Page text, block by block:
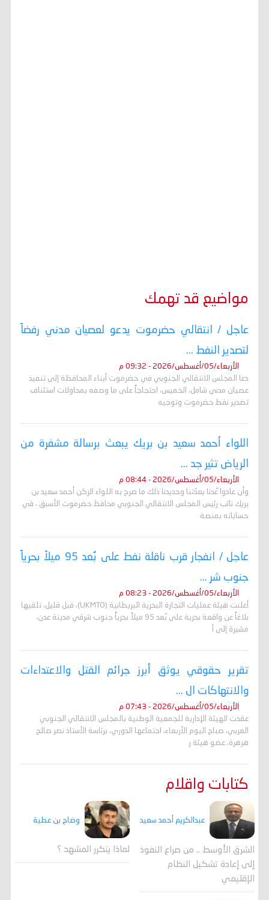
مواضيع قد تهمك
عاجل / انتقالي حضرموت يدعو لعصيان مدني رفضاً
لتصدير النفط ...
الأربعاء/05/أغسطس/2026 - 09:32 م
دعا المجلس الانتقالي الجنوبي في حضرموت أبناء المحافظة إلى تنفيذ
عصيان مدني شامل، الخميس، احتجاجاً على ما وصفه بمحاولات استئناف
تصدير نفط حضرموت وتوجيه
اللواء أحمد سعيد بن بريك يبعث برسالة مشفرة من
الرياض تثير جد ...
الأربعاء/05/أغسطس/2026 - 08:44 م
وأن عادوا عُدنا بعدّتنا وحديدنا ذلك ما صرح به اللواء الركن أحمد سعيد بن
بريك نائب رئيس المجلس الانتقالي الجنوبي محافظ حضرموت الأسبق ، في
حساباته بمنصة
عاجل / انفجار قرب ناقلة نفط على بُعد 95 ميلاً بحرياً
جنوب شر ...
الأربعاء/05/أغسطس/2026 - 08:23 م
أعلنت هيئة عمليات التجارة البحرية البريطانية (UKMTO)، قبل قليل، تلقيها
بلاغاً عن واقعة بحرية على بُعد 95 ميلاً بحرياً جنوب شرقي مدينة عدن،
مشيرة إلى أ
تقرير حقوقي يوثق أبرز جرائم القتل والاعتداءات
والانتهاكات ال ...
الأربعاء/05/أغسطس/2026 - 07:43 م
عقدت الهيئة الإدارية للجمعية الوطنية بالمجلس الانتقالي الجنوبي
العربي، صباح اليوم الأربعاء، اجتماعها الدوري، برئاسة الأستاذ نصر صالح
هرهرة، عضو هيئة ر
كتابات واقلام
عبدالكريم أحمد سعيد
الشرق الأوسط .. من صراع النفوذ
إلى إعادة تشكيل النظام
الإقليمي
وضاح بن عطية
لماذا يتكرر المشهد ؟